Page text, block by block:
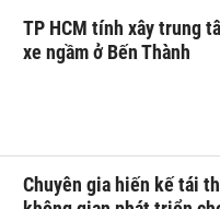
TP HCM tính xây trung
xe ngầm ở Bến Thành
Chuyên gia hiến kế tái